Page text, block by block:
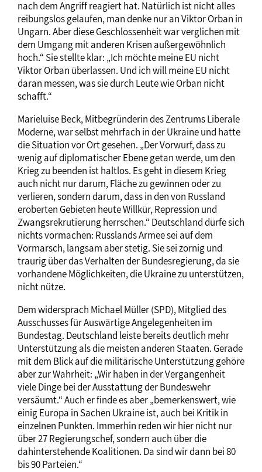
nach dem Angriff reagiert hat. Natürlich ist nicht alles
reibungslos gelaufen, man denke nur an Viktor Orban in
Ungarn. Aber diese Geschlossenheit war verglichen mit
dem Umgang mit anderen Krisen außergewöhnlich
hoch.“ Sie stellte klar: „Ich möchte meine EU nicht
Viktor Orban überlassen. Und ich will meine EU nicht
daran messen, was sie durch Leute wie Orban nicht
schafft.“
Marieluise Beck, Mitbegründerin des Zentrums Liberale
Moderne, war selbst mehrfach in der Ukraine und hatte
die Situation vor Ort gesehen. „Der Vorwurf, dass zu
wenig auf diplomatischer Ebene getan werde, um den
Krieg zu beenden ist haltlos. Es geht in diesem Krieg
auch nicht nur darum, Fläche zu gewinnen oder zu
verlieren, sondern darum, dass in den von Russland
eroberten Gebieten heute Willkür, Repression und
Zwangsrekrutierung herrschen.“ Deutschland dürfe sich
nichts vormachen: Russlands Armee sei auf dem
Vormarsch, langsam aber stetig. Sie sei zornig und
traurig über das Verhalten der Bundesregierung, da sie
vorhandene Möglichkeiten, die Ukraine zu unterstützen,
nicht nütze.
Dem widersprach Michael Müller (SPD), Mitglied des
Ausschusses für Auswärtige Angelegenheiten im
Bundestag. Deutschland leiste bereits deutlich mehr
Unterstützung als die meisten anderen Staaten. Gerade
mit dem Blick auf die militärische Unterstützung gehöre
aber zur Wahrheit: „Wir haben in der Vergangenheit
viele Dinge bei der Ausstattung der Bundeswehr
versäumt.“ Auch er finde es aber „bemerkenswert, wie
einig Europa in Sachen Ukraine ist, auch bei Kritik in
einzelnen Punkten. Immerhin reden wir hier nicht nur
über 27 Regierungschef, sondern auch über die
dahinterstehende Koalitionen. Da sind wir dann bei 80
bis 90 Parteien.“